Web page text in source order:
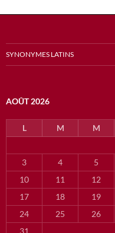
SYNONYMES LATINS
AOÛT 2026
L M M
3
4 5
10
11 12
17
18 19
24
25 26